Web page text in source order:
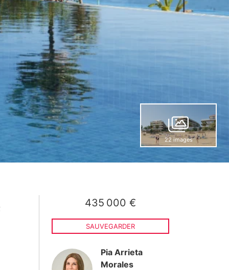
22 images
435 000 €
SAUVEGARDER
Pia Arrieta
Morales